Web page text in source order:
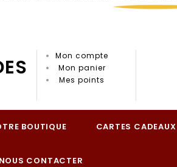
Mon compte
Mon panier
Mes points
BOUTIQUE CARTES CADEAUX
NOUS CONTACTER